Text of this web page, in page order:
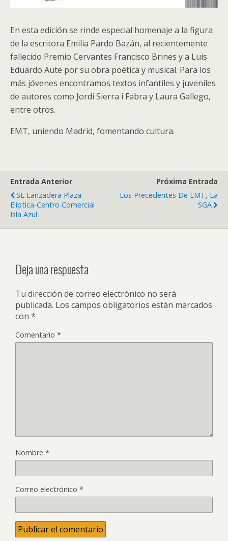
En esta edición se rinde especial homenaje a la figura
de la escritora Emilia Pardo Bazán, al recientemente
fallecido Premio Cervantes Francisco Brines y a Luis
Eduardo Aute por su obra poética y musical. Para los
más jóvenes encontramos textos infantiles y juveniles
de autores como Jordi Sierra i Fabra y Laura Gallego,
entre otros.
EMT, uniendo Madrid, fomentando cultura.
Entrada Anterior
SE Lanzadera Plaza
Elíptica-Centro Comercial
Isla Azul
Próxima Entrada
Los Precedentes De EMT, La
SGA
Deja una respuesta
Tu dirección de correo electrónico no será
publicada. Los campos obligatorios están marcados
con *
Comentario *
Nombre *
Correo electrónico *